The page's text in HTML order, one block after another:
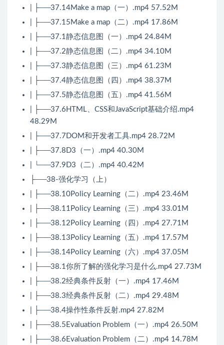
| ├──37.14Make a map（一）.mp4 57.52M
| ├──37.15Make a map（二）.mp4 17.86M
| ├──37.1静态信息图（一）.mp4 24.84M
| ├──37.2静态信息图（二）.mp4 34.10M
| ├──37.3静态信息图（三）.mp4 61.23M
| ├──37.4静态信息图（四）.mp4 38.37M
| ├──37.5静态信息图（五）.mp4 41.56M
| ├──37.6HTML、CSS和JavaScript基础介绍.mp4
48.29M
| ├──37.7DOM和开发者工具.mp4 28.72M
| ├──37.8D3（一）.mp4 40.30M
| └──37.9D3（二）.mp4 40.42M
├──38-强化学习（上）
| ├──38.10Policy Learning（二）.mp4 23.46M
| ├──38.11Policy Learning（三）.mp4 33.01M
| ├──38.12Policy Learning（四）.mp4 27.71M
| ├──38.13Policy Learning（五）.mp4 17.57M
| ├──38.14Policy Learning（六）.mp4 37.05M
| ├──38.1你所了解的强化学习是什么.mp4 27.73M
| ├──38.2经典条件反射（一）.mp4 17.46M
| ├──38.3经典条件反射（二）.mp4 29.48M
| ├──38.4操作性条件反射.mp4 27.82M
| ├──38.5Evaluation Problem（一）.mp4 26.50M
| ├──38.6Evaluation Problem（二）.mp4 14.78M